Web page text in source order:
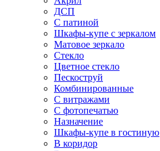
ДСП
С патиной
Шкафы-купе с зеркалом
Матовое зеркало
Стекло
Цветное стекло
Пескоструй
Комбинированные
С витражами
С фотопечатью
Назначение
Шкафы-купе в гостиную
В коридор